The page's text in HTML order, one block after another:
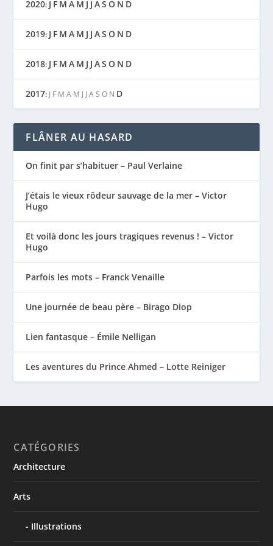
2020: J F M A M J J AS O N D
2019: J F M A M J J AS O N D
2018: J F M A M J J AS O N D
2017: J F M A M J J A S O N D
FLÂNER AU HASARD
On finit par s’habituer – Paul Verlaine
J’étais le vieux rôdeur sauvage de la mer – Victor
Hugo
Et voilà donc les jours tragiques revenus ! – Victor
Hugo
Parfois les mots – Franck Venaille
Une journée de beau père – Birago Diop
Lien fantasque – Émile Nelligan
Les aventures du Prince Ahmed – Lotte Reiniger
CATÉGORIES
Architecture
Arts
Illustrations